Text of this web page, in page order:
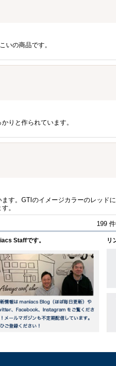
いの商品です。
りと作られています。
す。GTIのイメージカラーのレッド
。
199
Staffです。 リ